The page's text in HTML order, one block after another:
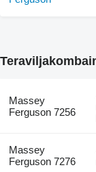
Massey
Ferguson 7256
Massey
Ferguson 7276